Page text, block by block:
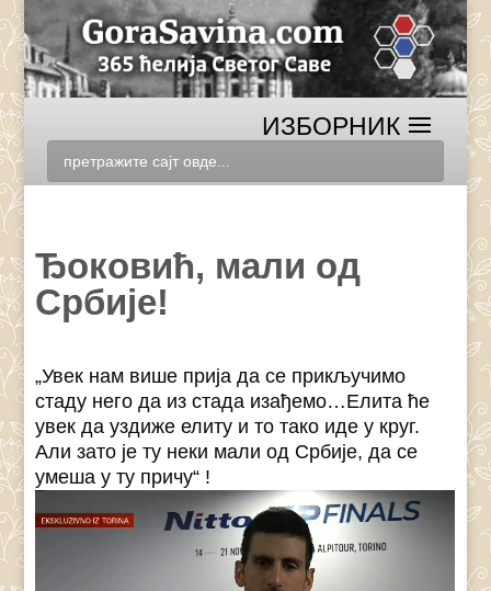
Ђоковић, мали од
Србије!
„Увек нам више прија да се прикључимо
стаду него да из стада изађемо…Елита ће
увек да уздиже елиту и то тако иде у круг.
Али зато је ту неки мали од Србије, да се
умеша у ту причу“ !